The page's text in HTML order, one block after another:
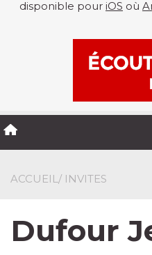
disponible pour iOS où
ACCUEIL/ INVITES
Dufour